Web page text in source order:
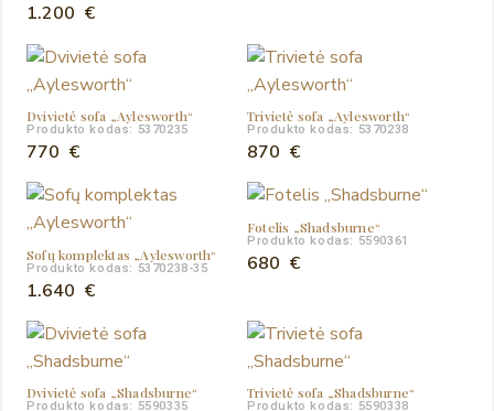
1.200 €
Dvivietė sofa „Aylesworth“
Produkto kodas: 5370235
770 €
Trivietė sofa „Aylesworth“
Produkto kodas: 5370238
870 €
Sofų komplektas „Aylesworth“
Produkto kodas: 5370238-35
1.640 €
Fotelis „Shadsburne“
Produkto kodas: 5590361
680 €
Dvivietė sofa „Shadsburne“
Produkto kodas: 5590335
Trivietė sofa „Shadsburne“
Produkto kodas: 5590338